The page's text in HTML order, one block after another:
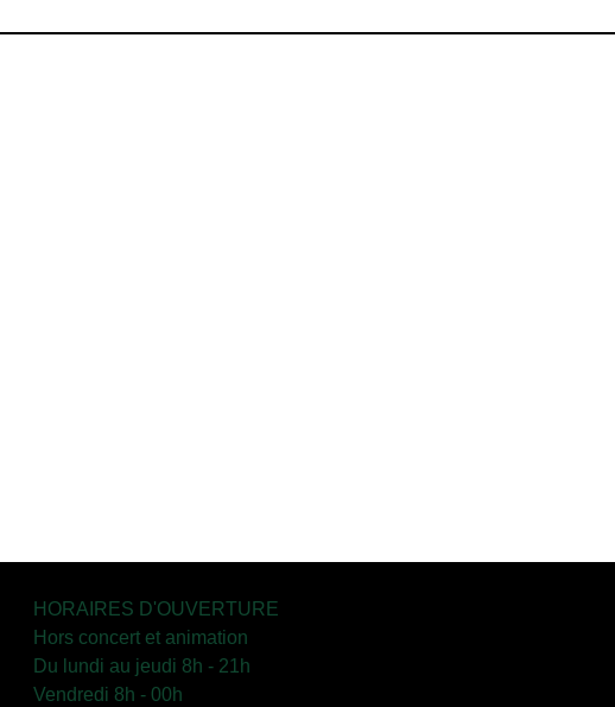
HORAIRES D'OUVERTURE
Hors concert et animation
Du lundi au jeudi 8h - 21h
Vendredi 8h - 00h